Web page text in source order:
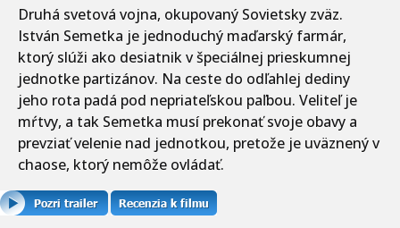
Druhá svetová vojna, okupovaný Sovietsky zväz.
István Semetka je jednoduchý maďarský farmár,
ktorý slúži ako desiatnik v špeciálnej prieskumnej
jednotke partizánov. Na ceste do odľahlej dediny
jeho rota padá pod nepriateľskou paľbou. Veliteľ je
mŕtvy, a tak Semetka musí prekonať svoje obavy a
prevziať velenie nad jednotkou, pretože je uväznený v
chaose, ktorý nemôže ovládať.